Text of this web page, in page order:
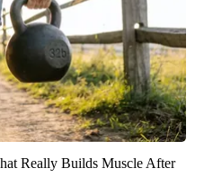
Really Builds Muscle After